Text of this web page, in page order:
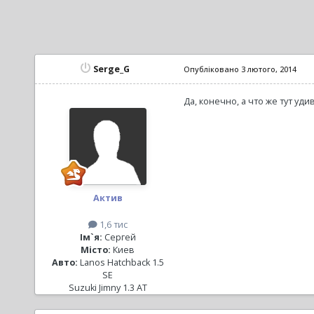
Serge_G
Актив
1,6 тис
Ім`я: Сергей
Місто: Киев
Авто: Lanos Hatchback 1.5
SE
Suzuki Jimny 1.3 AT
Опубліковано 3 лютого, 2014
Да, конечно, а что же тут